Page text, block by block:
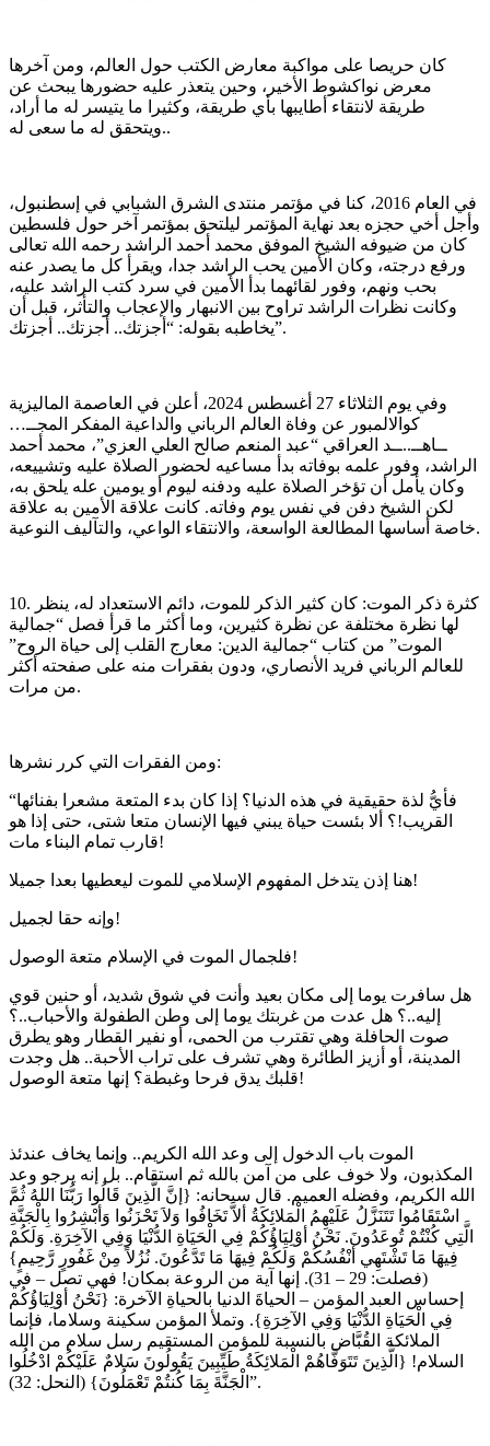
كان حريصا على مواكبة معارض الكتب حول العالم، ومن آخرها
معرض نواكشوط الأخير، وحين يتعذر عليه حضورها يبحث عن
طريقة لانتقاء أطايبها بأي طريقة، وكثيرا ما يتيسر له ما أراد،
ويتحقق له ما سعى له..
في العام 2016، كنا في مؤتمر منتدى الشرق الشبابي في إسطنبول،
وأجل أخي حجزه بعد نهاية المؤتمر ليلتحق بمؤتمر آخر حول فلسطين
كان من ضيوفه الشيخ الموفق محمد أحمد الراشد رحمه الله تعالى
ورفع درجته، وكان الأمين يحب الراشد جدا، ويقرأ كل ما يصدر عنه
بحب ونهم، وفور لقائهما بدأ الأمين في سرد كتب الراشد عليه،
وكانت نظرات الراشد تراوح بين الانبهار والإعجاب والتأثر، قبل أن
يخاطبه بقوله: “أجزتك.. أجزتك.. أجزتك”.
وفي يوم الثلاثاء 27 أغسطس 2024، أعلن في العاصمة الماليزية
كوالالمبور عن وفاة العالم الرباني والداعية المفكر المجــ…
ــاهــ..ــد العراقي “عبد المنعم صالح العلي العزي”، محمد أحمد
الراشد، وفور علمه بوفاته بدأ مساعيه لحضور الصلاة عليه وتشييعه،
وكان يأمل أن تؤخر الصلاة عليه ودفنه ليوم أو يومين عله يلحق به،
لكن الشيخ دفن في نفس يوم وفاته. كانت علاقة الأمين به علاقة
خاصة أساسها المطالعة الواسعة، والانتقاء الواعي، والتآليف النوعية.
10. كثرة ذكر الموت: كان كثير الذكر للموت، دائم الاستعداد له، ينظر
لها نظرة مختلفة عن نظرة كثيرين، وما أكثر ما قرأ فصل “جمالية
الموت” من كتاب “جمالية الدين: معارج القلب إلى حياة الروح”
للعالم الرباني فريد الأنصاري، ودون بفقرات منه على صفحته أكثر
من مرات.
ومن الفقرات التي كرر نشرها:
“فأيُّ لذة حقيقية في هذه الدنيا؟ إذا كان بدء المتعة مشعرا بفنائها
القريب!؟ ألا بئست حياة يبني فيها الإنسان متعا شتى، حتى إذا هو
قارب تمام البناء مات!
هنا إذن يتدخل المفهوم الإسلامي للموت ليعطيها بعدا جميلا!
وإنه حقا لجميل!
فلجمال الموت في الإسلام متعة الوصول!
هل سافرت يوما إلى مكان بعيد وأنت في شوق شديد، أو حنين قوي
إليه..؟ هل عدت من غربتك يوما إلى وطن الطفولة والأحباب..؟
صوت الحافلة وهي تقترب من الحمى، أو نفير القطار وهو يطرق
المدينة، أو أزيز الطائرة وهي تشرف على تراب الأحبة.. هل وجدت
قلبك يدق فرحا وغبطة؟ إنها متعة الوصول!
الموت باب الدخول إلى وعد الله الكريم.. وإنما يخاف عندئذ
المكذبون، ولا خوف على من آمن بالله ثم استقام.. بل إنه يرجو وعد
الله الكريم، وفضله العميم. قال سبحانه: {إنَّ الَّذِينَ قَالُوا رَبُّنَا اللهُ ثُمَّ
اسْتَقَامُوا تَتَنَزَّلُ عَلَيْهِمُ الْمَلائِكَةُ ألاَّ تَخَافُوا وَلاَ تَحْزَنُوا وَأبْشِرُوا بِالْجَنَّةِ
الَّتِي كُنْتُمْ تُوعَدُونَ. نَحْنُ أوْلِيَاؤُكُمْ فِي الْحَيَاةِ الدُّنْيَا وَفِي الآخِرَةِ. وَلَكُمْ
فِيهَا مَا تَشْتَهِي أنْفُسُكُمْ وَلَكُمْ فِيهَا مَا تَدَّعُونَ. نُزُلاً مِنْ غَفُورٍ رَّحِيمٍ}
(فصلت: 29 – 31). إنها آية من الروعة بمكان! فهي تصل – في
إحساس العبد المؤمن – الحياةَ الدنيا بالحياةِ الآخرة: {نَحْنُ أوْلِيَاؤُكُمْ
فِي الْحَيَاةِ الدُّنْيَا وَفِي الآخِرَةِ}. وتملأ المؤمن سكينة وسلاما، فإنما
الملائكة القُبَّاض بالنسبة للمؤمن المستقيم رسل سلام من الله
السلام! {الَّذِينَ تَتَوَفَّاهُمْ الْمَلائِكَةُ طَيِّبِينَ يَقُولُونَ سَلامٌ عَلَيْكُمْ ادْخُلُوا
الْجَنَّةَ بِمَا كُنتُمْ تَعْمَلُونَ} (النحل: 32)”.